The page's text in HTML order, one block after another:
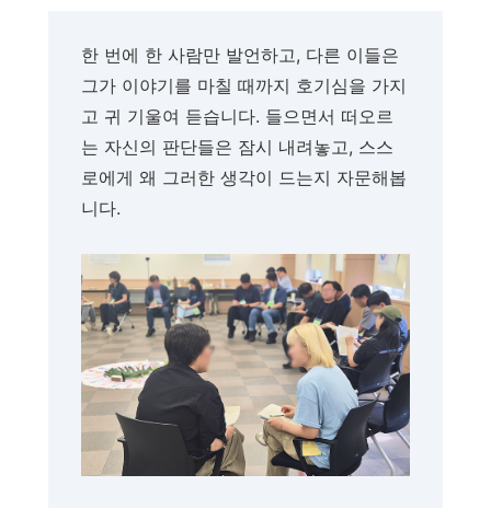
한 번에 한 사람만 발언하고, 다른 이들은
그가 이야기를 마칠 때까지 호기심을 가지
고 귀 기울여 듣습니다. 들으면서 떠오르
는 자신의 판단들은 잠시 내려놓고, 스스
로에게 왜 그러한 생각이 드는지 자문해봅
니다.